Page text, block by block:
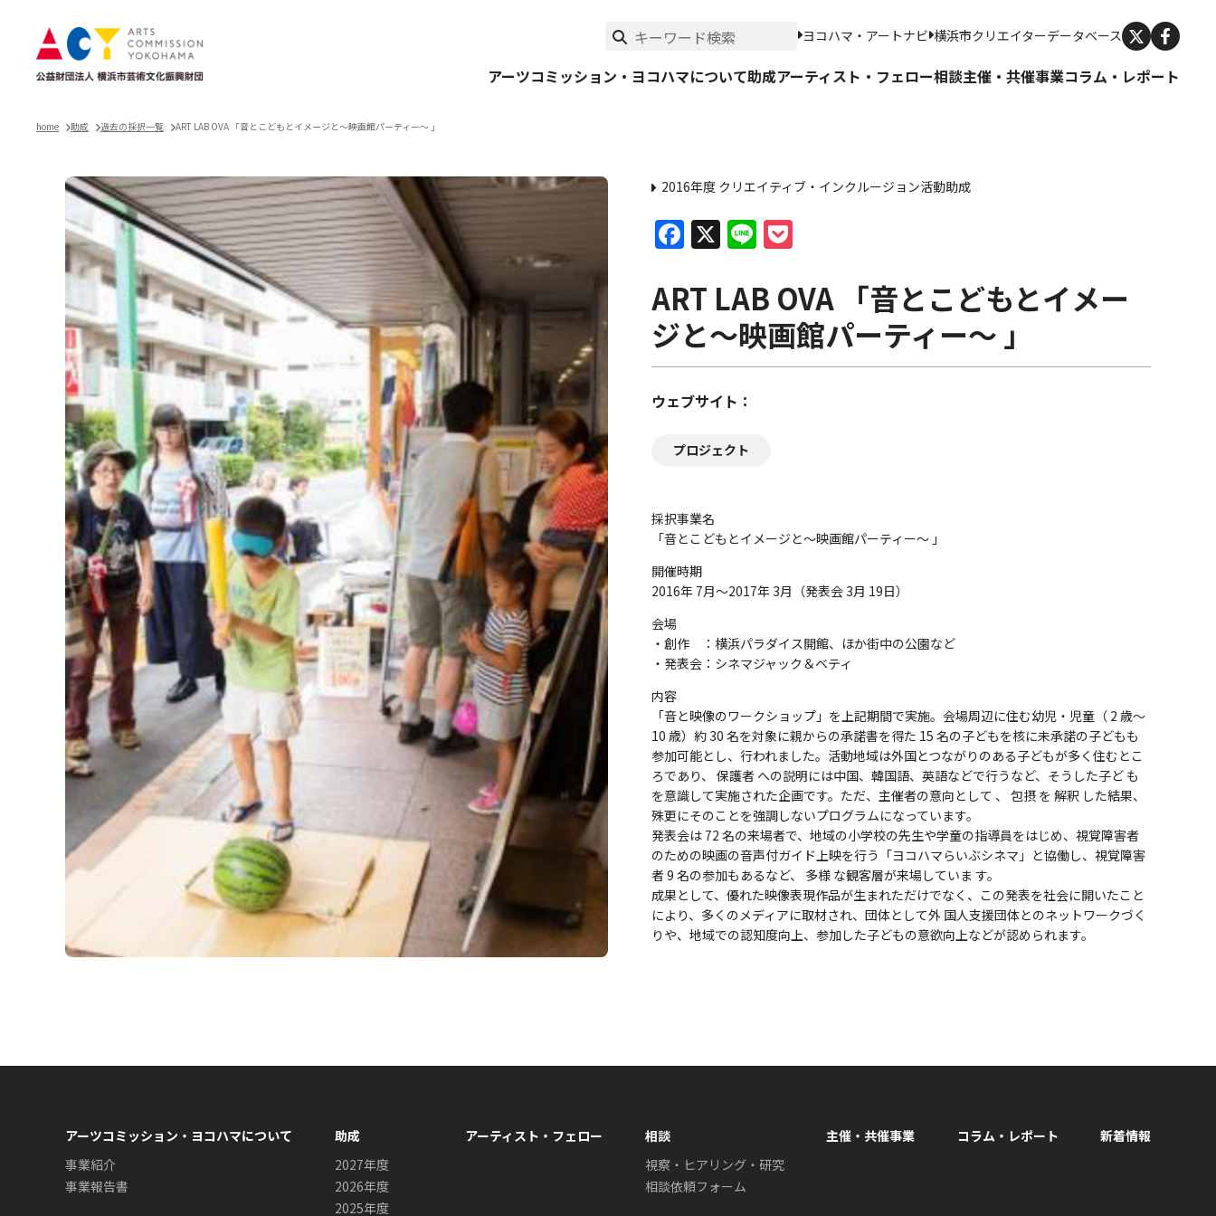
ヨコハマ・アートナビ 横浜市クリエイターデータベース
アーツコミッション・ヨコハマについて助成アーティスト・フェロー相談主催・共催事業コラム・レポート
home 助成 過去の採択一覧 ART LAB OVA 「音とこどもとイメージと～映画館パーティー～ 」
2016年度 クリエイティブ・インクルージョン活動助成
Facebook
X Line
ART LAB OVA 「音とこどもとイメー
ジと～映画館パーティー～ 」
ウェブサイト
プロジェクト
採択事業名
「音とこどもとイメージと～映画館パーティー～ 」
開催時期
2016年 7月～2017年 3月（発表会 3月 19日）
会場
・創作 ：横浜パラダイス開館、ほか街中の公園など
・発表会：シネマジャック＆ベティ
内容
「音と映像のワークショップ」を上記期間で実施。会場周辺に住む幼児・児童（ 2 歳～
10 歳）約 30 名を対象に親からの承諾書を得た 15 名の子どもを核に未承諾の子どもも
参加可能とし、行われました。活動地域は外国とつながりのある子どもが多く住むとこ
ろであり、 保護者 への説明には中国、韓国語、英語などで行うなど、そうした子ど も
を意識して実施された企画です。ただ、主催者の意向として 、 包摂 を 解釈 した結果、
殊更にそのことを強調しないプログラムになっています。
発表会は 72 名の来場者で、地域の小学校の先生や学童の指導員をはじめ、視覚障害者
のための映画の音声付ガイド上映を行う「ヨコハマらいぶシネマ」と協働し、視覚障害
者 9 名の参加もあるなど、 多様 な観客層が来場していま す。
成果として、優れた映像表現作品が生まれただけでなく、この発表を社会に開いたこと
により、多くのメディアに取材され、団体として外 国人支援団体とのネットワークづく
りや、地域での認知度向上、参加した子どもの意欲向上などが認められます。
アーツコミッション・ヨコハマについて
事業紹介
事業報告書
助成
2027年度
2026年度
2025年度
アーティスト・フェロー
相談
視察・ヒアリング・研究
相談依頼フォーム
主催・共催事業 コラム・レポート 新着情報